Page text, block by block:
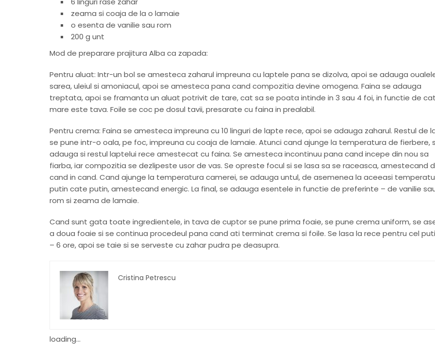
zeama si coaja de la o lamaie
o esenta de vanilie sau rom
200 g unt
Mod de preparare prajitura Alba ca zapada:
Pentru aluat: Intr-un bol se amesteca zaharul impreuna cu laptele pana se dizolva, apoi se adauga
sarea, uleiul si amoniacul, apoi se amesteca pana cand compozitia devine omogena. Faina se adauga
treptata, apoi se framanta un aluat potrivit de tare, cat sa se poata intinde in 3 sau 4 foi, in functie de
mare este tava. Foile se coc pe dosul tavii, presarate cu faina in prealabil.
Pentru crema: Faina se amesteca impreuna cu 10 linguri de lapte rece, apoi se adauga zaharul. Restul de
se pune intr-o oala, pe foc, impreuna cu coaja de lamaie. Atunci cand ajunge la temperatura de fierbere,
adauga si restul laptelui rece amestecat cu faina. Se amesteca incontinuu pana cand incepe din nou sa
fiarba, iar compozitia se dezlipeste usor de vas. Se opreste focul si se lasa sa se raceasca, amestecand
cand in cand. Cand ajunge la temperatura camerei, se adauga untul, de asemenea la aceeasi
putin cate putin, amestecand energic. La final, se adauga esentele in functie de preferinte – de vanilie
rom si zeama de lamaie.
Cand sunt gata toate ingredientele, in tava de cuptor se pune prima foaie, se pune crema uniform, se
a doua foaie si se continua procedeul pana cand ati terminat crema si foile. Se lasa la rece pentru cel
– 6 ore, apoi se taie si se serveste cu zahar pudra pe deasupra.
Cristina Petrescu
loading...